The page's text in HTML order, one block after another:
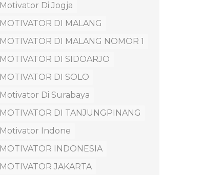
Motivator Di Jogja
MOTIVATOR DI MALANG
MOTIVATOR DI MALANG NOMOR 1
MOTIVATOR DI SIDOARJO
MOTIVATOR DI SOLO
Motivator Di Surabaya
MOTIVATOR DI TANJUNGPINANG
Motivator Indone
MOTIVATOR INDONESIA
MOTIVATOR JAKARTA